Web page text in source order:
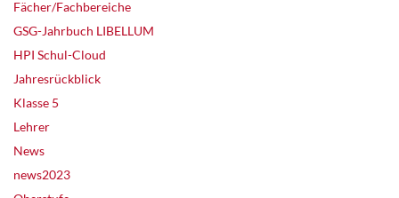
Fächer/Fachbereiche
GSG-Jahrbuch LIBELLUM
HPI Schul-Cloud
Jahresrückblick
Klasse 5
Lehrer
News
news2023